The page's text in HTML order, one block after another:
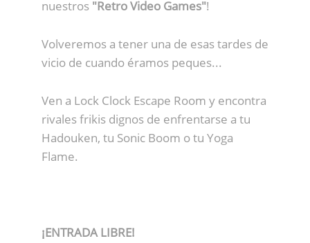
nuestros "Retro Video Games"!
Volveremos a tener una de esas tardes de
vicio de cuando éramos peques...
Ven a Lock Clock Escape Room y encontra
rivales frikis dignos de enfrentarse a tu
Hadouken, tu Sonic Boom o tu Yoga
Flame.
¡ENTRADA LIBRE!